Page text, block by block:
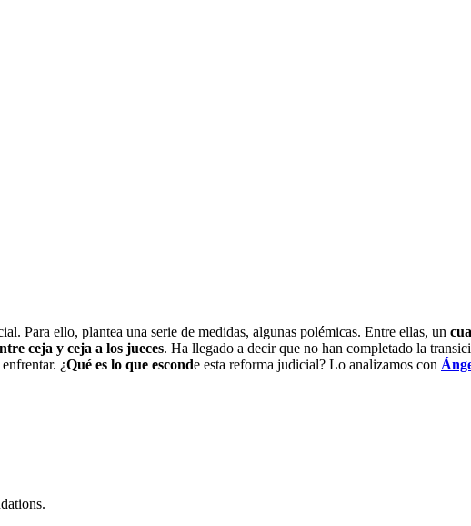
Para ello, plantea una serie de medidas, algunas polémicas. Entre ellas, un
ceja y ceja a los jueces. Ha llegado a decir que no han completado la
¿Qué es lo que esconde esta reforma judicial? Lo analizamos con